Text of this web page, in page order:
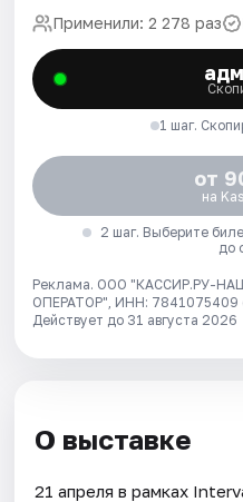
Применили: 2 278 раз
1 шаг.
от
на
2 шаг. Выберите
до
Реклама. ООО "КАССИР.РУ-
ОПЕРАТОР", ИНН: 7841075409
Действует до 31 августа 2026
О выставке
21 апреля в рамках